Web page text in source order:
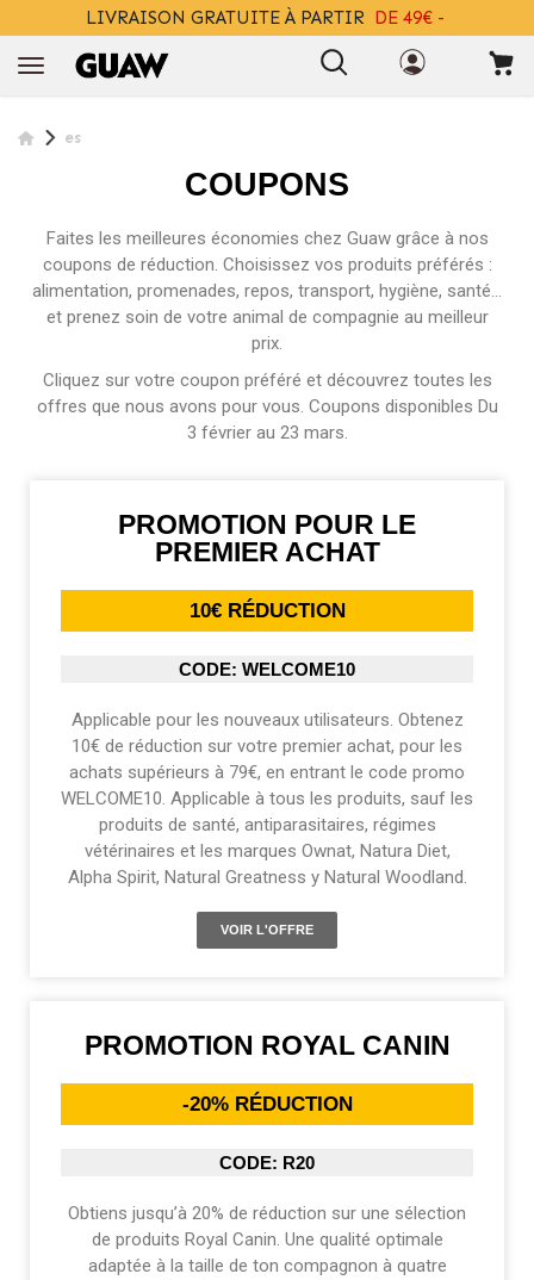
LIVRAISON GRATUITE À PARTIR DE 49€ -
es
COUPONS
Faites les meilleures économies chez Guaw grâce à nos
coupons de réduction. Choisissez vos produits préférés :
alimentation, promenades, repos, transport, hygiène, santé...
et prenez soin de votre animal de compagnie au meilleur
prix.
Cliquez sur votre coupon préféré et découvrez toutes les
offres que nous avons pour vous. Coupons disponibles Du
3 février au 23 mars.
PROMOTION POUR LE
PREMIER ACHAT
10€ RÉDUCTION
CODE: WELCOME10
Applicable pour les nouveaux utilisateurs. Obtenez
10€ de réduction sur votre premier achat, pour les
achats supérieurs à 79€, en entrant le code promo
WELCOME10. Applicable à tous les produits, sauf les
produits de santé, antiparasitaires, régimes
vétérinaires et les marques Ownat, Natura Diet,
Alpha Spirit, Natural Greatness y Natural Woodland.
VOIR L'OFFRE
PROMOTION ROYAL CANIN
-20% RÉDUCTION
CODE: R20
Obtiens jusqu’à 20% de réduction sur une sélection
de produits Royal Canin. Une qualité optimale
adaptée à la taille de ton compagnon à quatre